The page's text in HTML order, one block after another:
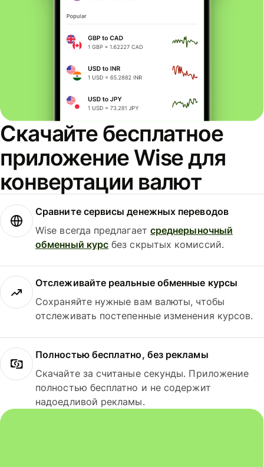
Скачайте бесплатное
приложение Wise для
конвертации валют
Сравните сервисы денежных переводов
Wise всегда предлагает среднерыночный
обменный курс без скрытых комиссий.
Отслеживайте реальные обменные курсы
Сохраняйте нужные вам валюты, чтобы
отслеживать постепенные изменения курсов.
Полностью бесплатно, без рекламы
Скачайте за считаные секунды. Приложение
полностью бесплатно и не содержит
надоедливой рекламы.